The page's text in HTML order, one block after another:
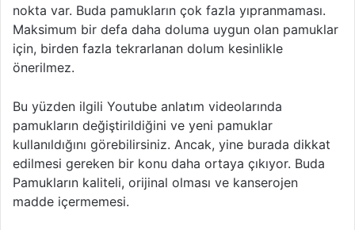
nokta var. Buda pamukların çok fazla yıpranmaması.
Maksimum bir defa daha doluma uygun olan pamuklar
için, birden fazla tekrarlanan dolum kesinlikle
önerilmez.
Bu yüzden ilgili Youtube anlatım videolarında
pamukların değiştirildiğini ve yeni pamuklar
kullanıldığını görebilirsiniz. Ancak, yine burada dikkat
edilmesi gereken bir konu daha ortaya çıkıyor. Buda
Pamukların kaliteli, orijinal olması ve kanserojen
madde içermemesi.